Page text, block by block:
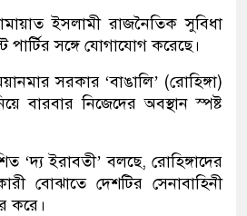
ইসলামী রাজনৈতিক সুবিধা
পার্টির সঙ্গে যোগাযোগ করেছে।
সরকার ‘বাঙালি’ (রোহিঙ্গা)
বারবার নিজেদের অবস্থান স্পষ্ট
‘দ্য ইরাবতী’ বলছে, রোহিঙ্গাদের
বোঝাতে দেশটির সেনাবাহিনী
করে।